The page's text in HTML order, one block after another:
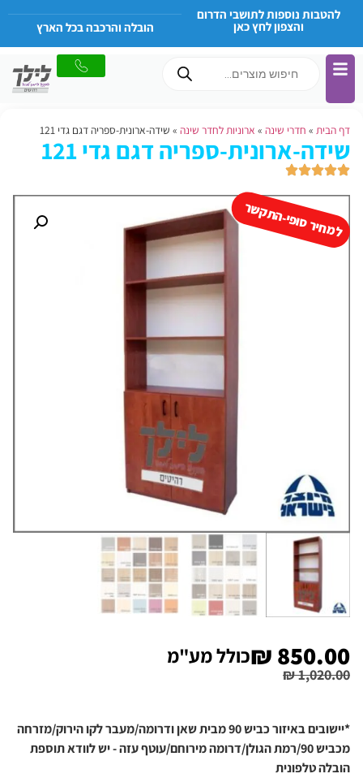
להטבות נוספות לתושבי הדרום
והצפון לחץ כאן הובלה והרכבה בכל הארץ
דף הבית » חדרי שינה » ארוניות לחדר שינה » שידה-ארונית-ספריה דגם גדי 121
שידה-ארונית-ספריה דגם גדי 121
למחיר סופי-התקשר
₪1,020.00
₪ 850.00 כולל מע"מ
*יישובים באיזור כביש 90 מבית שאן ודרומה/מעבר לקו הירוק/מזרחה
מכביש 90/רמת הגולן/דרומה מירוחם/עוטף עזה - יש לוודא תוספת
הובלה טלפונית